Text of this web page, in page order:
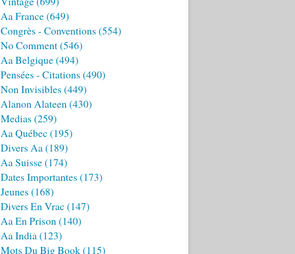
Aa France(649)
Congrès - Conventions (554)
No Comment(546)
Aa Belgique(494)
Pensées - Citations (490)
Non Invisibles (449)
Alanon Alateen(430)
Medias (259)
Aa Québec (195)
Divers Aa(189)
Aa Suisse(174)
Dates Importantes (173)
Jeunes (168)
Divers En Vrac (147)
Aa En Prison(140)
Aa India(123)
Mots Du Big Book(115)